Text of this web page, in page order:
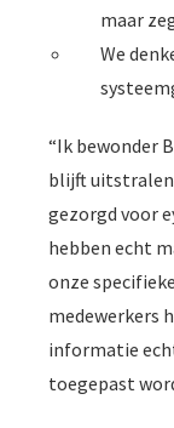
maar
We
“Ik bewonder
blijft
gezorgd voor
hebben echt
onze
medewerkers
informatie
toegepast